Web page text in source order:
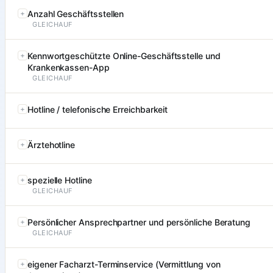
Anzahl Geschäftsstellen
GLEICHAUF
Kennwortgeschützte Online-Geschäftsstelle und
Krankenkassen-App
GLEICHAUF
Hotline / telefonische Erreichbarkeit
Ärztehotline
spezielle Hotline
GLEICHAUF
Persönlicher Ansprechpartner und persönliche Beratung
GLEICHAUF
eigener Facharzt-Terminservice (Vermittlung von